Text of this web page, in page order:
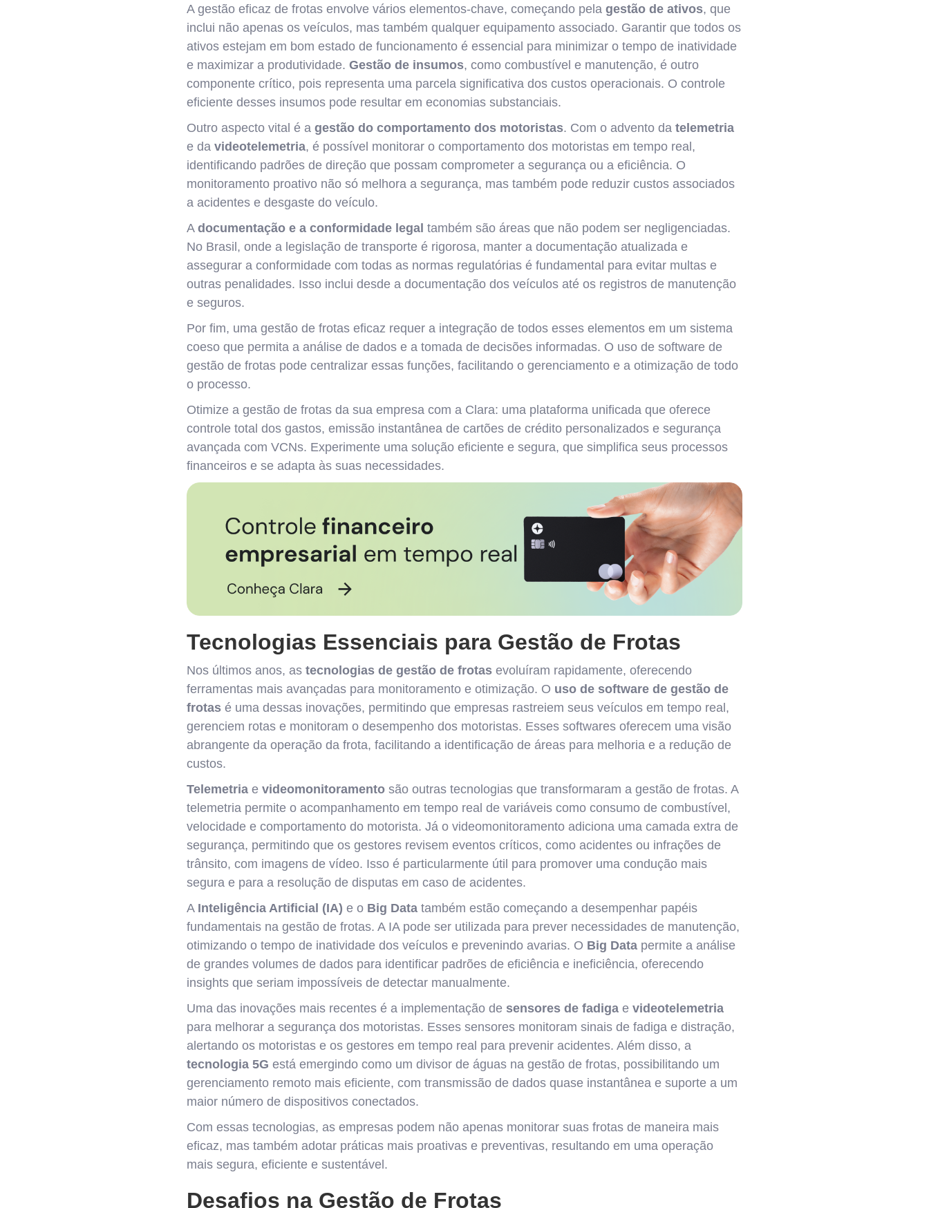
A gestão eficaz de frotas envolve vários elementos-chave, começando pela gestão de ativos, que
inclui não apenas os veículos, mas também qualquer equipamento associado. Garantir que todos os
ativos estejam em bom estado de funcionamento é essencial para minimizar o tempo de inatividade
e maximizar a produtividade. Gestão de insumos, como combustível e manutenção, é outro
componente crítico, pois representa uma parcela significativa dos custos operacionais. O controle
eficiente desses insumos pode resultar em economias substanciais.
Outro aspecto vital é a gestão do comportamento dos motoristas. Com o advento da telemetria
e da videotelemetria, é possível monitorar o comportamento dos motoristas em tempo real,
identificando padrões de direção que possam comprometer a segurança ou a eficiência. O
monitoramento proativo não só melhora a segurança, mas também pode reduzir custos associados
a acidentes e desgaste do veículo.
A documentação e a conformidade legal também são áreas que não podem ser negligenciadas.
No Brasil, onde a legislação de transporte é rigorosa, manter a documentação atualizada e
assegurar a conformidade com todas as normas regulatórias é fundamental para evitar multas e
outras penalidades. Isso inclui desde a documentação dos veículos até os registros de manutenção
e seguros.
Por fim, uma gestão de frotas eficaz requer a integração de todos esses elementos em um sistema
coeso que permita a análise de dados e a tomada de decisões informadas. O uso de software de
gestão de frotas pode centralizar essas funções, facilitando o gerenciamento e a otimização de todo
o processo.
Otimize a gestão de frotas da sua empresa com a Clara: uma plataforma unificada que oferece
controle total dos gastos, emissão instantânea de cartões de crédito personalizados e segurança
avançada com VCNs. Experimente uma solução eficiente e segura, que simplifica seus processos
financeiros e se adapta às suas necessidades.
Tecnologias Essenciais para Gestão de Frotas
Nos últimos anos, as tecnologias de gestão de frotasevoluíram rapidamente, oferecendo
ferramentas mais avançadas para monitoramento e otimização. O uso de software de gestão de
frotasé uma dessas inovações, permitindo que empresas rastreiem seus veículos em tempo real,
gerenciem rotas e monitoram o desempenho dos motoristas. Esses softwares oferecem uma visão
abrangente da operação da frota, facilitando a identificação de áreas para melhoria e a redução de
custos.
Telemetriae videomonitoramentosão outras tecnologias que transformaram a gestão de frotas. A
telemetria permite o acompanhamento em tempo real de variáveis como consumo de combustível,
velocidade e comportamento do motorista. Já o videomonitoramento adiciona uma camada extra de
segurança, permitindo que os gestores revisem eventos críticos, como acidentes ou infrações de
trânsito, com imagens de vídeo. Isso é particularmente útil para promover uma condução mais
segura e para a resolução de disputas em caso de acidentes.
A Inteligência Artificial (IA) e o Big Datatambém estão começando a desempenhar papéis
fundamentais na gestão de frotas. A IA pode ser utilizada para prever necessidades de manutenção,
otimizando o tempo de inatividade dos veículos e prevenindo avarias. O Big Datapermite a análise
de grandes volumes de dados para identificar padrões de eficiência e ineficiência, oferecendo
insights que seriam impossíveis de detectar manualmente.
Uma das inovações mais recentes é a implementação de sensores de fadigae videotelemetria
para melhorar a segurança dos motoristas. Esses sensores monitoram sinais de fadiga e distração,
alertando os motoristas e os gestores em tempo real para prevenir acidentes. Além disso, a
tecnologia 5G está emergindo como um divisor de águas na gestão de frotas, possibilitando um
gerenciamento remoto mais eficiente, com transmissão de dados quase instantânea e suporte a um
maior número de dispositivos conectados.
Com essas tecnologias, as empresas podem não apenas monitorar suas frotas de maneira mais
eficaz, mas também adotar práticas mais proativas e preventivas, resultando em uma operação
mais segura, eficiente e sustentável.
Desafios na Gestão de Frotas